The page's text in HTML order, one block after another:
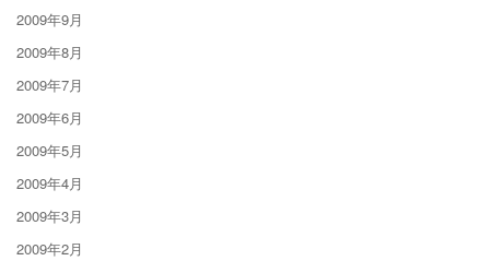
2009年9月
2009年8月
2009年7月
2009年6月
2009年5月
2009年4月
2009年3月
2009年2月